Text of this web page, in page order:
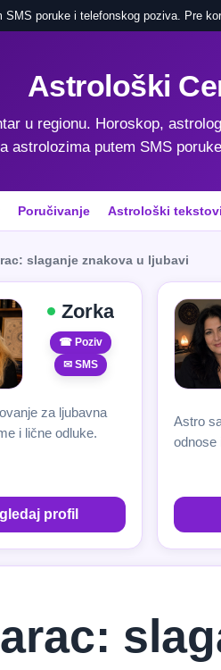
SMS poruke i telefonskog poziva. Pre
Astrološki
u regionu. Horoskop,
astrolozima putem SMS
Poručivanje Astrološki tekstovi
slaganje znakova u ljubavi
Zorka
☎ Poziv
✉ SMS
za ljubavna
i lične odluke.
profil
Astro
odnose